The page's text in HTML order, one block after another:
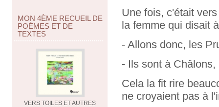
MON 4ÈME RECUEIL DE
POÈMES ET DE
TEXTES
VERS TOILES ET AUTRES
Une fois, c'était
la femme qui disait
- Allons donc, les
- Ils sont à
Cela la fit rire
ne croyaient pas à